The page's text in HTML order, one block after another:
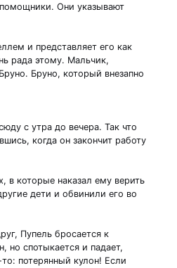
Они указывают
и представляет его как
рада этому. Мальчик,
Бруно, который внезапно
с утра до вечера. Так что
когда он закончит работу
в которые наказал ему верить
дети и обвинили его во
Пупель бросается к
но спотыкается и падает,
потерянный кулон! Если